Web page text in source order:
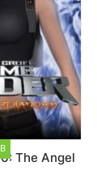
The Angel